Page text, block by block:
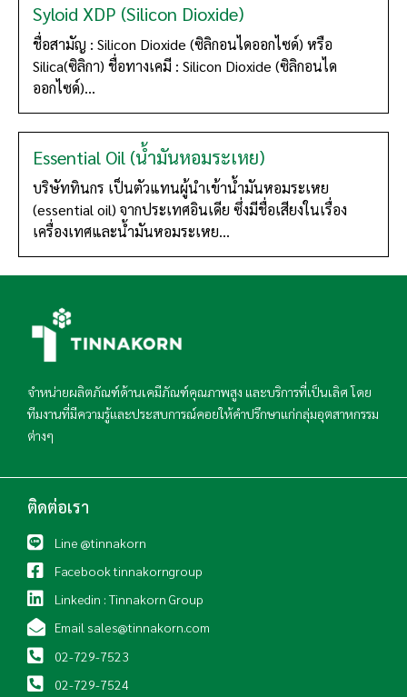
Syloid XDP (Silicon Dioxide)
ชื่อสามัญ : Silicon Dioxide (ซิลิกอนไดออกไซด์) หรือ
Silica(ซิลิกา) ชื่อทางเคมี : Silicon Dioxide (ซิลิกอนได
ออกไซด์)...
Essential Oil (น้ำมันหอมระเหย)
บริษัททินกร เป็นตัวแทนผู้นำเข้าน้ำมันหอมระเหย
(essential oil) จากประเทศอินเดีย ซึ่งมีชื่อเสียงในเรื่อง
เครื่องเทศและน้ำมันหอมระเหย...
จำหน่ายผลิตภัณฑ์ด้านเคมีภัณฑ์คุณภาพสูง และบริการที่เป็นเลิศ โดย
ทีมงานที่มีความรู้และประสบการณ์คอยให้คำปรึกษาแก่กลุ่มอุตสาหกรรม
ต่างๆ
ติดต่อเรา
Line @tinnakorn
Facebook tinnakorngroup
Linkedin : Tinnakorn Group
Email sales@tinnakorn.com
02-729-7523
02-729-7524